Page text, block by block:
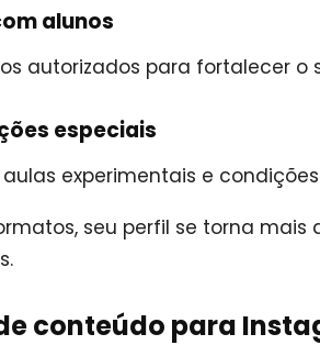
alunos
autorizados para fortalecer o
especiais
aulas experimentais e
seu perfil se torna
conteúdo para